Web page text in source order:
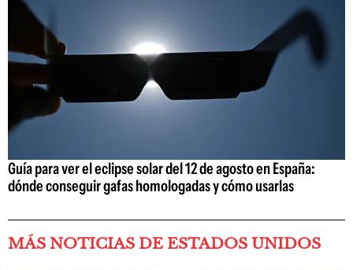
Guía para ver el eclipse solar del 12 de agosto en España:
dónde conseguir gafas homologadas y cómo usarlas
MÁS NOTICIAS DE ESTADOS UNIDOS